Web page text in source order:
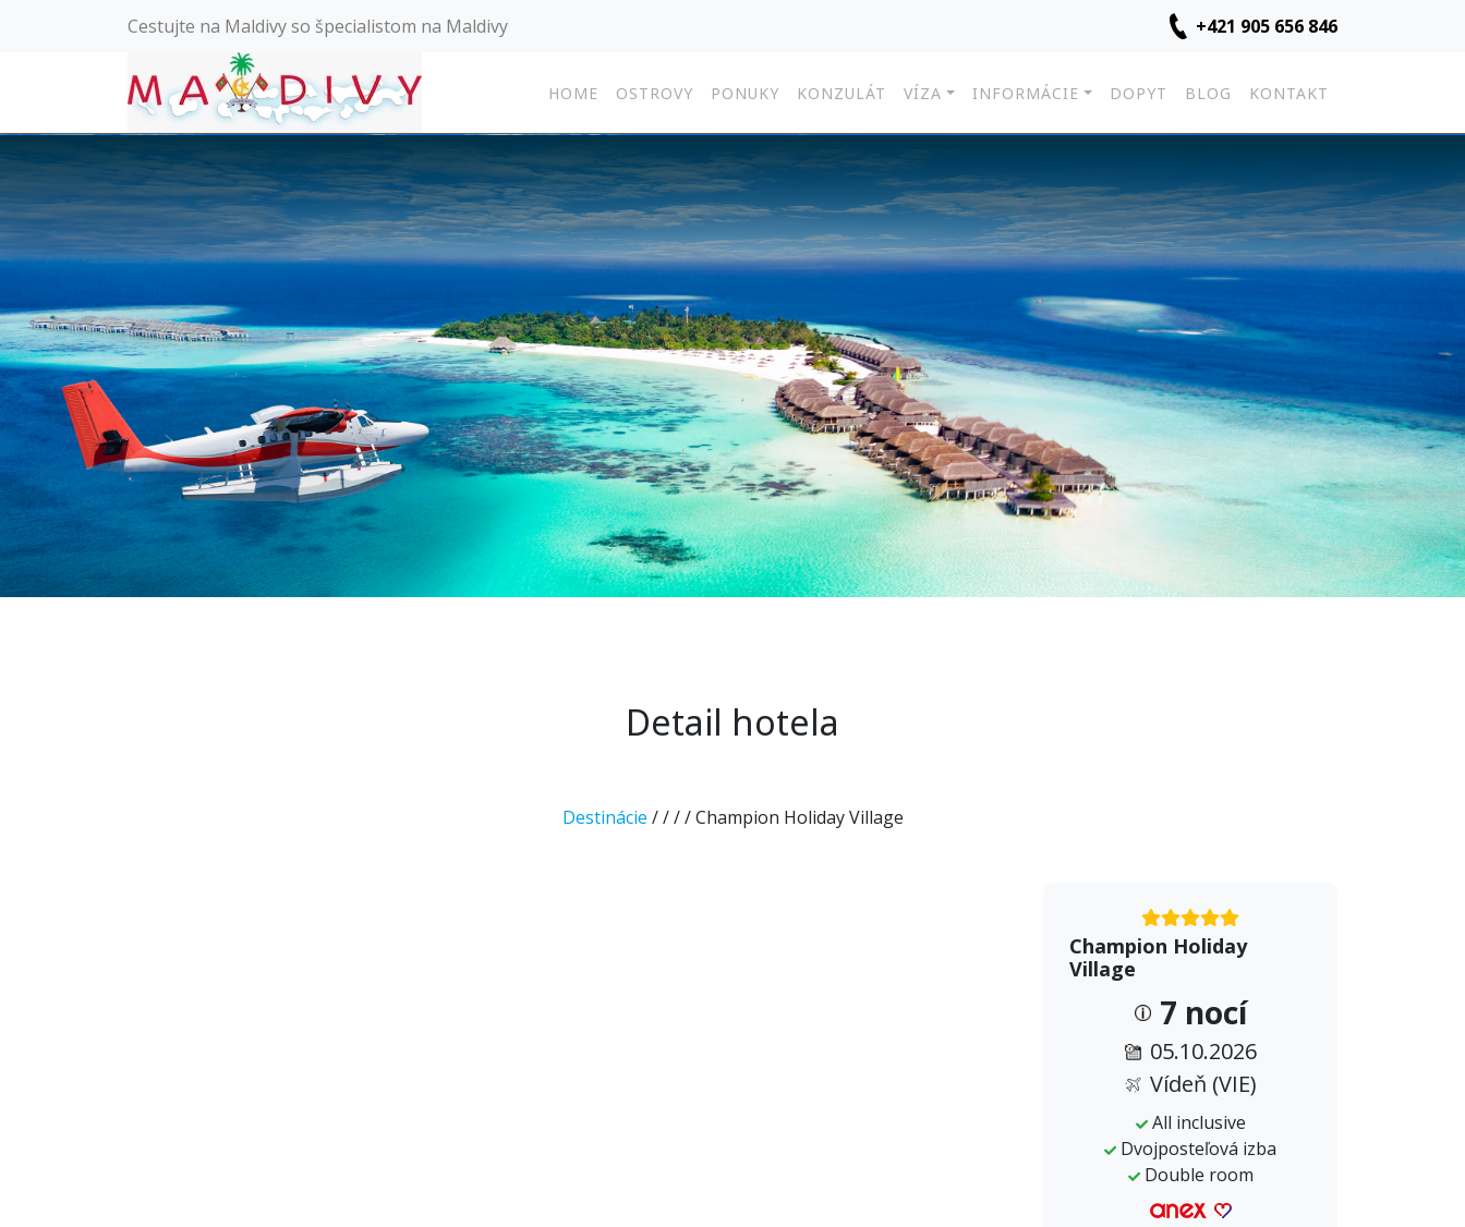
Cestujte na Maldivy so špecialistom na Maldivy +421 905 656 846
HOME OSTROVY PONUKY KONZULÁT VÍZA INFORMÁCIE DOPYT BLOG KONTAKT
Detail hotela
Destinácie //// Champion Holiday Village
Champion Holiday
Village
7 nocí
05.10.2026
Vídeň (VIE)
All inclusive
Dvojposteľová izba
Double room